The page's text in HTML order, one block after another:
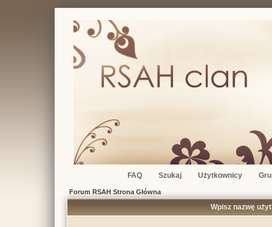
FAQ Szukaj Użytkownicy
Forum RSAH Strona Główna
Wpisz nazwę